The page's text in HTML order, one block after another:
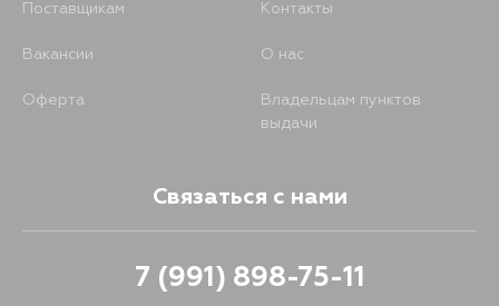
Поставщикам Контакты
Вакансии О нас
Оферта
Владельцам пунктов
выдачи
Связаться с нами
7 (991) 898-75-11